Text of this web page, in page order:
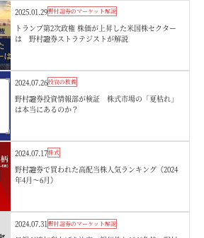
2025.01.29野村證券のマーケット解説
トランプ第2次政権 株価が上昇した米国株セクター
は 野村證券ストラテジストが解説
2024.07.26投資の教養
野村證券投資情報部が検証 株式市場の「夏枯れ」
は本当にあるのか？
2024.07.17株式
野村證券で買われた高配当株人気ランキング（2024
年4月～6月）
2024.07.31野村證券のマーケット解説